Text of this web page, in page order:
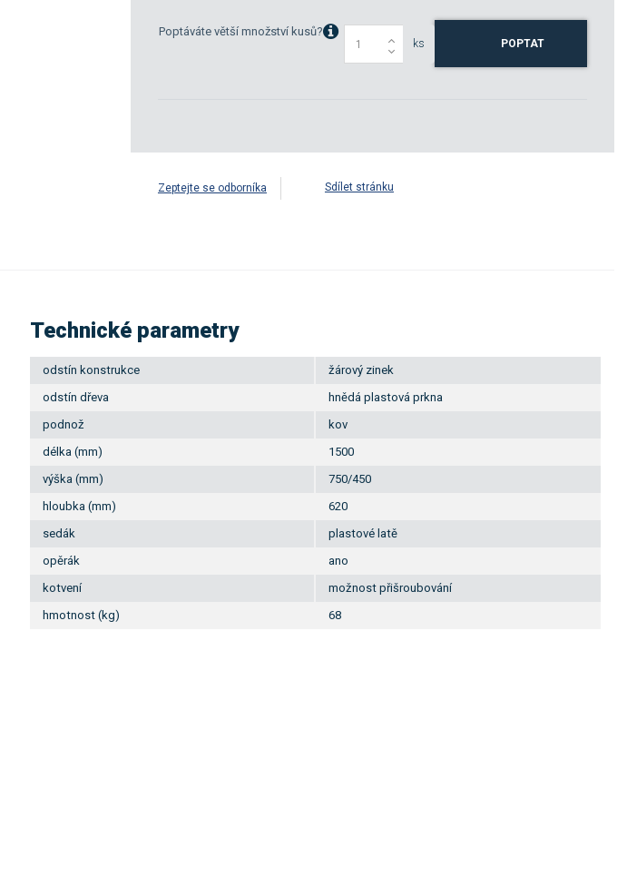
Poptáváte větší množství kusů?
ks POPTAT
Zeptejte se odborníka Sdílet stránku
Technické parametry
odstín konstrukce
žárový zinek
odstín dřeva
hnědá plastová prkna
podnož
kov
délka (mm)
1500
výška (mm)
750/450
hloubka (mm)
620
sedák
plastové latě
opěrák
ano
kotvení
možnost přišroubování
hmotnost (kg)
68